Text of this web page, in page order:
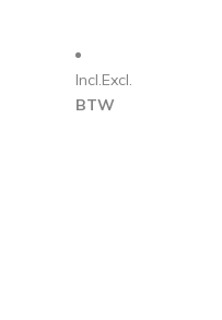
Incl.Excl.
BTW